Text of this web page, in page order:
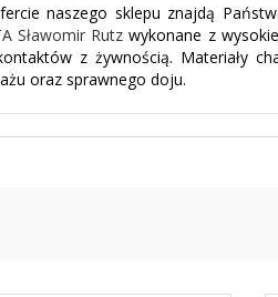
naszego sklepu znajdą
Sławomir Rutz wykonane z
z żywnością. Materiały
oraz sprawnego doju.